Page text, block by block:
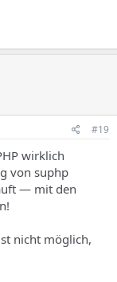
#19
wirklich
von suphp
— mit den
nicht möglich,